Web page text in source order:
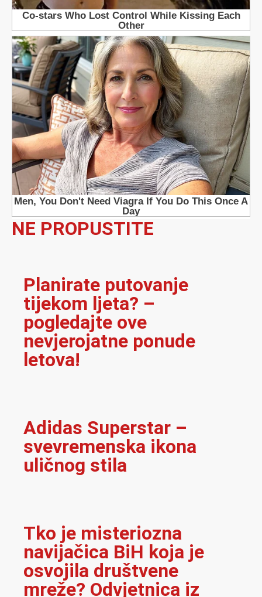
NE PROPUSTITE
Planirate putovanje
tijekom ljeta? –
pogledajte ove
nevjerojatne ponude
letova!
Adidas Superstar –
svevremenska ikona
uličnog stila
Tko je misteriozna
navijačica BiH koja je
osvojila društvene
mreže? Odvjetnica iz